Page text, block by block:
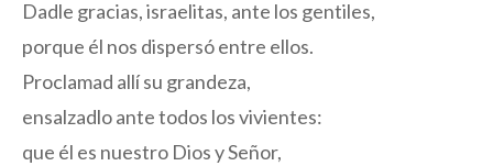
Dadle gracias, israelitas, ante los gentiles,
porque él nos dispersó entre ellos.
Proclamad allí su grandeza,
ensalzadlo ante todos los vivientes:
que él es nuestro Dios y Señor,